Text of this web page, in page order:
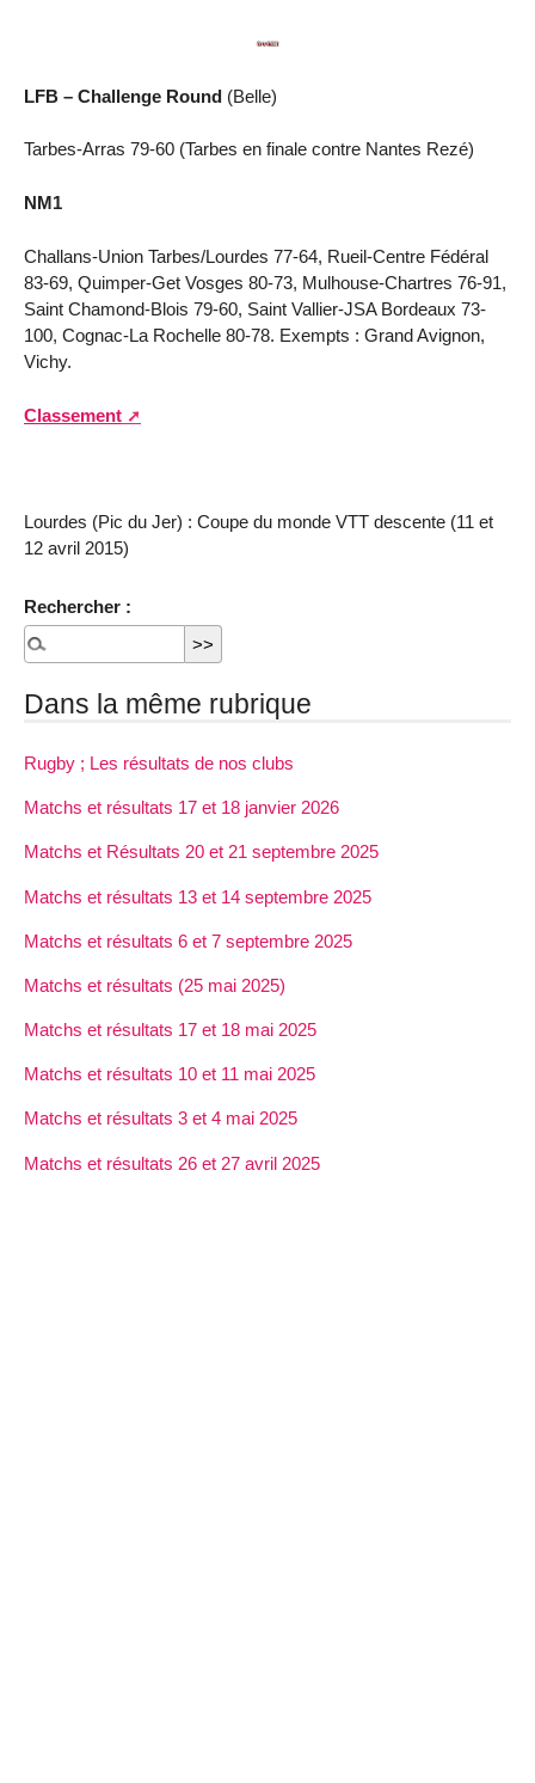
LFB – Challenge Round (Belle)
Tarbes-Arras 79-60 (Tarbes en finale contre Nantes Rezé)
NM1
Challans-Union Tarbes/Lourdes 77-64, Rueil-Centre Fédéral
83-69, Quimper-Get Vosges 80-73, Mulhouse-Chartres 76-91,
Saint Chamond-Blois 79-60, Saint Vallier-JSA Bordeaux 73-
100, Cognac-La Rochelle 80-78. Exempts : Grand Avignon,
Vichy.
Classement
Lourdes (Pic du Jer) : Coupe du monde VTT descente (11 et
12 avril 2015)
Rechercher :
Dans la même rubrique
Rugby ; Les résultats de nos clubs
Matchs et résultats 17 et 18 janvier 2026
Matchs et Résultats 20 et 21 septembre 2025
Matchs et résultats 13 et 14 septembre 2025
Matchs et résultats 6 et 7 septembre 2025
Matchs et résultats (25 mai 2025)
Matchs et résultats 17 et 18 mai 2025
Matchs et résultats 10 et 11 mai 2025
Matchs et résultats 3 et 4 mai 2025
Matchs et résultats 26 et 27 avril 2025